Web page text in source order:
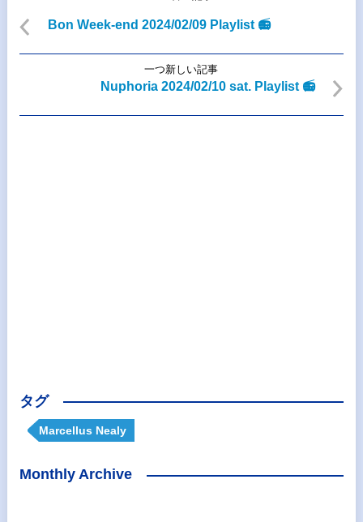
Bon Week-end 2024/02/09 Playlist 📻
一つ新しい記事
Nuphoria 2024/02/10 sat. Playlist 📻
タグ
Marcellus Nealy
Monthly Archive